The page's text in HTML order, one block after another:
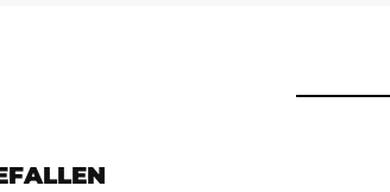
überprüfen. Die Informationen dazu